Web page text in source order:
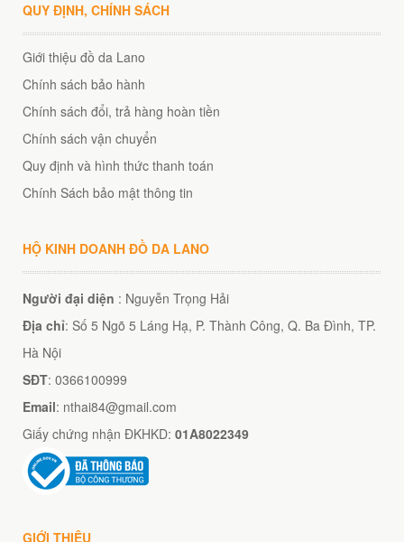
QUY ĐỊNH, CHÍNH SÁCH
Giới thiệu đồ da Lano
Chính sách bảo hành
Chính sách đổi, trả hàng hoàn tiền
Chính sách vận chuyển
Quy định và hình thức thanh toán
Chính Sách bảo mật thông tin
HỘ KINH DOANH ĐỒ DA LANO
Người đại diện : Nguyễn Trọng Hải
Địa chỉ: Số 5 Ngõ 5 Láng Hạ, P. Thành Công, Q. Ba Đình, TP.
Hà Nội
SĐT: 0366100999
Email: nthai84@gmail.com
Giấy chứng nhận ĐKHKD: 01A8022349
GIỚI THIỆU